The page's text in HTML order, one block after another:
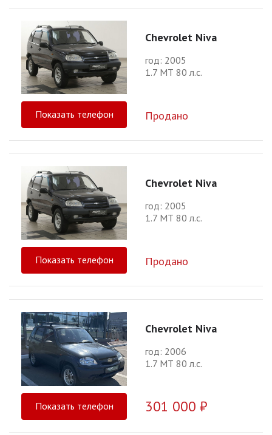
Chevrolet Niva
год: 2005
1.7 МТ 80 л.с.
Показать телефон Продано
Chevrolet Niva
год: 2005
1.7 МТ 80 л.с.
Показать телефон Продано
Chevrolet Niva
год: 2006
1.7 МТ 80 л.с.
Показать телефон 301 000 ₽